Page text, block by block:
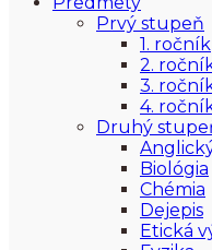
Prvý stupeň
1. ročník
2.
3.
4.
Druhý
Biológia
Chémia
Dejepis
Etická